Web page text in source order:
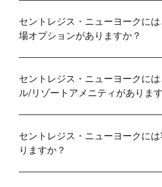
セントレジス・ニューヨークに
場オプションがありますか？
セントレジス・ニューヨークに
ル/リゾートアメニティがありま
セントレジス・ニューヨークに
りますか？